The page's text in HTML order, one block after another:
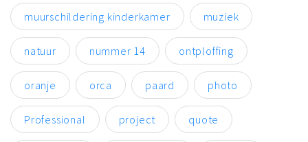
muurschildering kinderkamer muziek
natuur nummer 14 ontploffing
oranje orca paard photo
Professional project quote